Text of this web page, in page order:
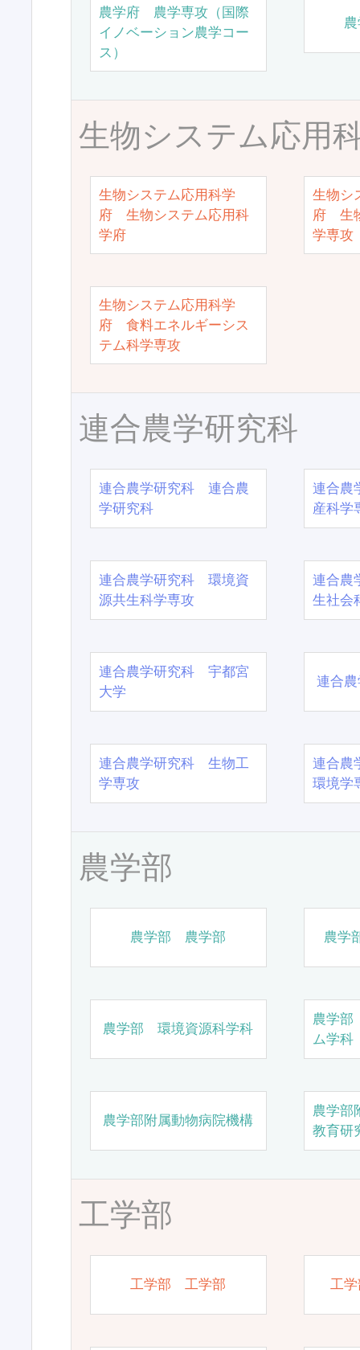
農学府 農学専攻（国際
イノベーション農学コー
ス）
生物システム応用
生物システム応用科学
府 生物システム応用科
学府
生物シ
府 生
学専攻
生物システム応用科学
府 食料エネルギーシス
テム科学専攻
連合農学研究科
連合農学研究科 連合農
学研究科
連合農
産科学
連合農学研究科 環境資
源共生科学専攻
連合農
生社会
連合農学研究科 宇都宮
大学
連合
連合農学研究科 生物工
学専攻
連合農
環境学
農学部
農学部 農学部 農学
農学部 環境資源科学科
農学
ム学科
農学部附属動物病院機構
農学部
教育研
工学部
工学部 工学部 工